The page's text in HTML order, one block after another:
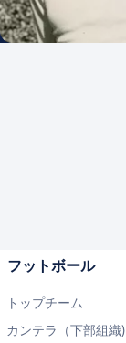
フットボール
トップチーム
カンテラ（下部組織)